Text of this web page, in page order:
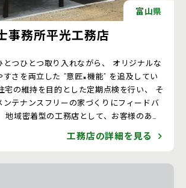
富山県
事務所平光工務店
とつひとつ取り入れながら、 オリジナルな
すさを両立した “意匠×機能” を追及してい
宅の維持を目的とした定期点検を行い、 そ
ンテナンスフリーの家づくりにフィードバ
地域密着型の工務店として、お客様のあら
代三代にわたる長いお付き合いを大切にし
工務店の詳細を見る